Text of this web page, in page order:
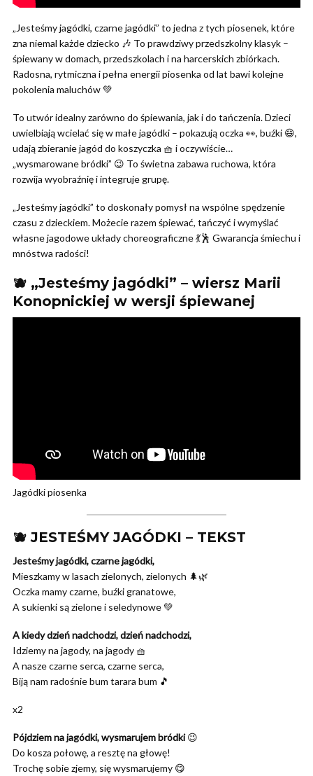
„Jesteśmy jagódki, czarne jagódki” to jedna z tych piosenek, które
zna niemal każde dziecko 🎶 To prawdziwy przedszkolny klasyk –
śpiewany w domach, przedszkolach i na harcerskich zbiórkach.
Radosna, rytmiczna i pełna energii piosenka od lat bawi kolejne
pokolenia maluchów 💚
To utwór idealny zarówno do śpiewania, jak i do tańczenia. Dzieci
uwielbiają wcielać się w małe jagódki – pokazują oczka 👀, buźki 😄,
udają zbieranie jagód do koszyczka 🧺 i oczywiście…
„wysmarowane bródki” 😉 To świetna zabawa ruchowa, która
rozwija wyobraźnię i integruje grupę.
„Jesteśmy jagódki” to doskonały pomysł na wspólne spędzenie
czasu z dzieckiem. Możecie razem śpiewać, tańczyć i wymyślać
własne jagodowe układy choreograficzne 💃🕺 Gwarancja śmiechu i
mnóstwa radości!
🫐 „Jesteśmy jagódki” – wiersz Marii
Konopnickiej w wersji śpiewanej
Jagódki piosenka
🫐 JESTEŚMY JAGÓDKI – TEKST
Jesteśmy jagódki, czarne jagódki,
Mieszkamy w lasach zielonych, zielonych 🌲🌿
Oczka mamy czarne, buźki granatowe,
A sukienki są zielone i seledynowe 💚
A kiedy dzień nadchodzi, dzień nadchodzi,
Idziemy na jagody, na jagody 🧺
A nasze czarne serca, czarne serca,
Biją nam radośnie bum tarara bum 🎵
x2
Pójdziem na jagódki, wysmarujem bródki😉
Do kosza połowę, a resztę na głowę!
Trochę sobie zjemy, się wysmarujemy 😋